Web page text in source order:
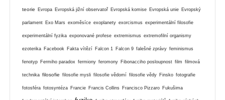
teorie Evropa Evropská jižní observatoř Evropská komise Evropská unie Evropský
parlament Exo Mars exoměsíce exoplanety exorcismus experimentální filosofie
experimentální fyzika exponované profese extremismus extremofilní organismy
ezoterika Facebook Fakta vítězí Falcon 1 Falcon 9 falešné zprávy feminismus
fenotyp Fermiho paradox fermiony feromony Fibonacciho posloupnost film filmová
technika filosofie filosofie mysli filosofie vědomí filosofie vědy Finsko fotografie
fotosféra fotosyntéza Francie Francis Collins Francisco Pizzaro Fukušima